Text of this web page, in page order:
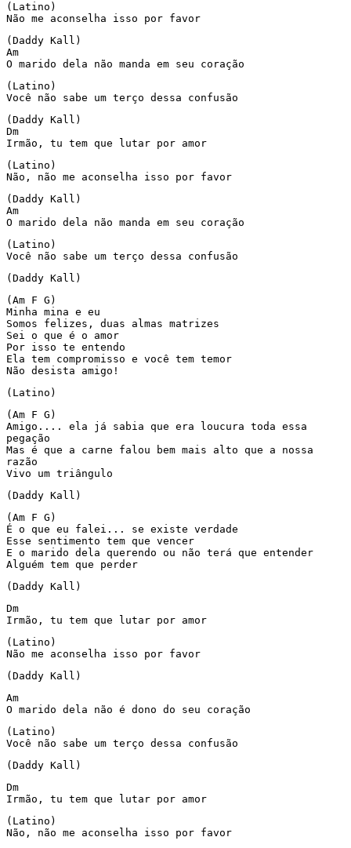
(Latino)
Não me aconselha isso por favor
(Daddy Kall)
Am
O marido dela não manda em seu coração
(Latino)
Você não sabe um terço dessa confusão
(Daddy Kall)
Dm
Irmão, tu tem que lutar por amor
(Latino)
Não, não me aconselha isso por favor
(Daddy Kall)
Am
O marido dela não manda em seu coração
(Latino)
Você não sabe um terço dessa confusão
(Daddy Kall)
(Am F G)
Minha mina e eu
Somos felizes, duas almas matrizes
Sei o que é o amor
Por isso te entendo
Ela tem compromisso e você tem temor
Não desista amigo!
(Latino)
(Am F G)
Amigo.... ela já sabia que era loucura toda essa
pegação
Mas é que a carne falou bem mais alto que a nossa
razão
Vivo um triângulo
(Daddy Kall)
(Am F G)
É o que eu falei... se existe verdade
Esse sentimento tem que vencer
E o marido dela querendo ou não terá que entender
Alguém tem que perder
(Daddy Kall)
Dm
Irmão, tu tem que lutar por amor
(Latino)
Não me aconselha isso por favor
(Daddy Kall)
Am
O marido dela não é dono do seu coração
(Latino)
Você não sabe um terço dessa confusão
(Daddy Kall)
Dm
Irmão, tu tem que lutar por amor
(Latino)
Não, não me aconselha isso por favor